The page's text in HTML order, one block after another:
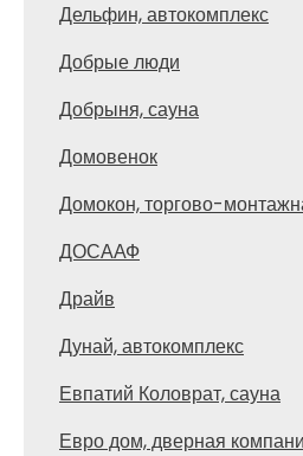
Дельфин, автокомплекс
Добрые люди
Добрыня, сауна
Домовенок
Домокон, торгово-
ДОСААФ
Драйв
Дунай, автокомплекс
Евпатий Коловрат, сауна
Евро дом, дверная